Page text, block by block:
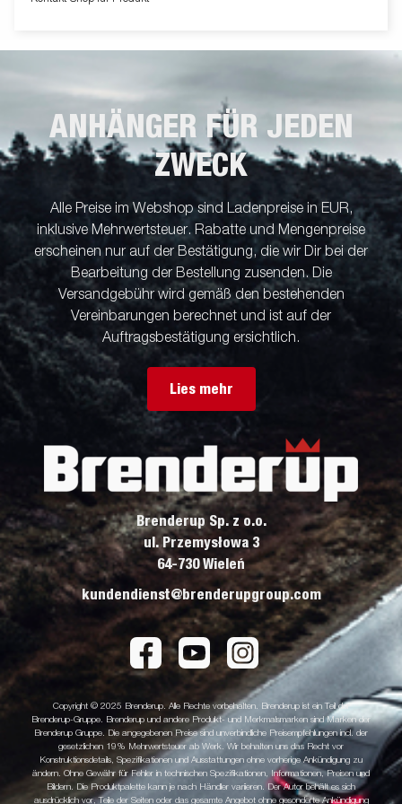
ANHÄNGER FÜR JEDEN
ZWECK
Alle Preise im Webshop sind Ladenpreise in EUR,
inklusive Mehrwertsteuer. Rabatte und Mengenpreise
erscheinen nur auf der Bestätigung, die wir Dir bei der
Bearbeitung der Bestellung zusenden. Die
Versandgebühr wird gemäß den bestehenden
Vereinbarungen berechnet und ist auf der
Auftragsbestätigung ersichtlich.
Lies mehr
Brenderup Sp. z o.o.
ul. Przemysłowa 3
64-730 Wieleń
kundendienst@brenderupgroup.com
Copyright © 2025 Brenderup. Alle Rechte vorbehalten. Brenderup ist ein Teil der
Brenderup-Gruppe. Brenderup und andere Produkt- und Merkmalsmarken sind Marken der
Brenderup Gruppe. Die angegebenen Preise sind unverbindliche Preisempfehlungen incl. der
gesetzlichen 19% Mehrwertsteuer ab Werk. Wir behalten uns das Recht vor
Konstruktionsdetails, Spezifikationen und Ausstattungen ohne vorherige Ankündigung zu
ändern. Ohne Gewähr für Fehler in technischen Spezifikationen, Informationen, Preisen und
Bildern. Die Produktpalette kann je nach Händler variieren. Der Autor behält es sich
ausdrücklich vor, Teile der Seiten oder das gesamte Angebot ohne gesonderte Ankündigung